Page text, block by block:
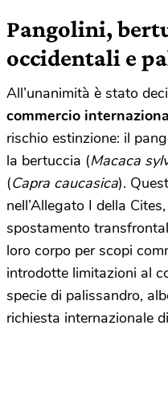
Pangolini,
occidentali e
All’unanimità è stato
commercio
rischio estinzione: il
la bertuccia (Macaca
(Capra caucasica).
nell’Allegato I della
spostamento
loro corpo per scopi
introdotte limitazioni al
specie di palissandro,
richiesta internazionale